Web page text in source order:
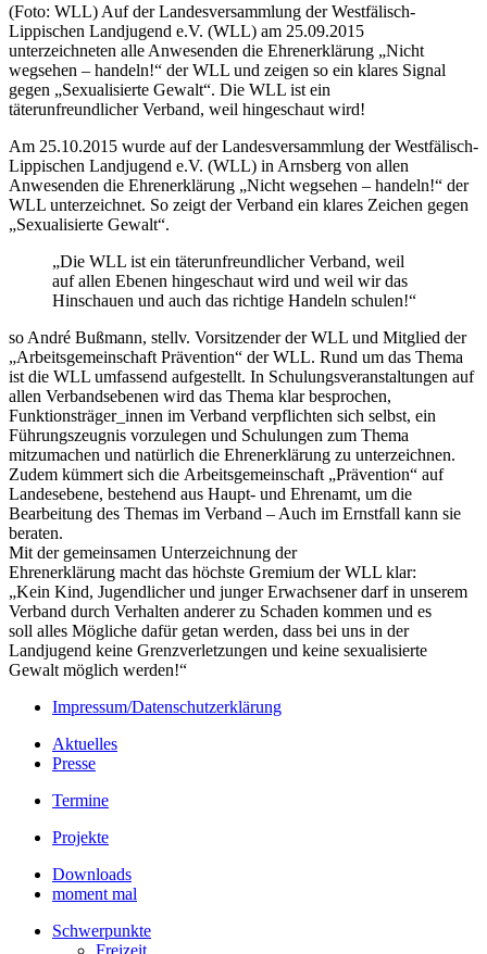
(Foto: WLL) Auf der Landesversammlung der Westfälisch-
Lippischen Landjugend e.V. (WLL) am 25.09.2015
unterzeichneten alle Anwesenden die Ehrenerklärung „Nicht
wegsehen – handeln!“ der WLL und zeigen so ein klares Signal
gegen „Sexualisierte Gewalt“. Die WLL ist ein
täterunfreundlicher Verband, weil hingeschaut wird!
Am 25.10.2015 wurde auf der Landesversammlung der Westfälisch-
Lippischen Landjugend e.V. (WLL) in Arnsberg von allen
Anwesenden die Ehrenerklärung „Nicht wegsehen – handeln!“ der
WLL unterzeichnet. So zeigt der Verband ein klares Zeichen gegen
„Sexualisierte Gewalt“.
„Die WLL ist ein täterunfreundlicher Verband, weil
auf allen Ebenen hingeschaut wird und weil wir das
Hinschauen und auch das richtige Handeln schulen!“
so André Bußmann, stellv. Vorsitzender der WLL und Mitglied der
„Arbeitsgemeinschaft Prävention“ der WLL. Rund um das Thema
ist die WLL umfassend aufgestellt. In Schulungsveranstaltungen auf
allen Verbandsebenen wird das Thema klar besprochen,
Funktionsträger_innen im Verband verpflichten sich selbst, ein
Führungszeugnis vorzulegen und Schulungen zum Thema
mitzumachen und natürlich die Ehrenerklärung zu unterzeichnen.
Zudem kümmert sich die Arbeitsgemeinschaft „Prävention“ auf
Landesebene, bestehend aus Haupt- und Ehrenamt, um die
Bearbeitung des Themas im Verband – Auch im Ernstfall kann sie
beraten.
Mit der gemeinsamen Unterzeichnung der
Ehrenerklärung macht das höchste Gremium der WLL klar:
„Kein Kind, Jugendlicher und junger Erwachsener darf in unserem
Verband durch Verhalten anderer zu Schaden kommen und es
soll alles Mögliche dafür getan werden, dass bei uns in der
Landjugend keine Grenzverletzungen und keine sexualisierte
Gewalt möglich werden!“
Impressum/Datenschutzerklärung
Aktuelles
Presse
Termine
Projekte
Downloads
moment mal
Schwerpunkte
Freizeit